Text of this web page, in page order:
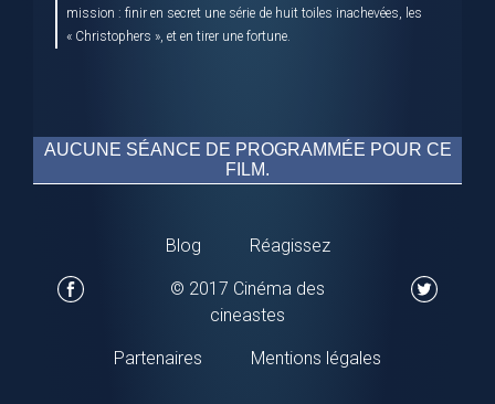
mission : finir en secret une série de huit toiles inachevées, les
« Christophers », et en tirer une fortune.
AUCUNE SÉANCE DE PROGRAMMÉE POUR CE
FILM.
Blog Réagissez
© 2017 Cinéma des
cineastes
Partenaires Mentions légales